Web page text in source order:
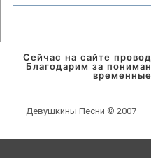
Сейчас на сайте
Благодарим за
Девушкины Песни © 2007